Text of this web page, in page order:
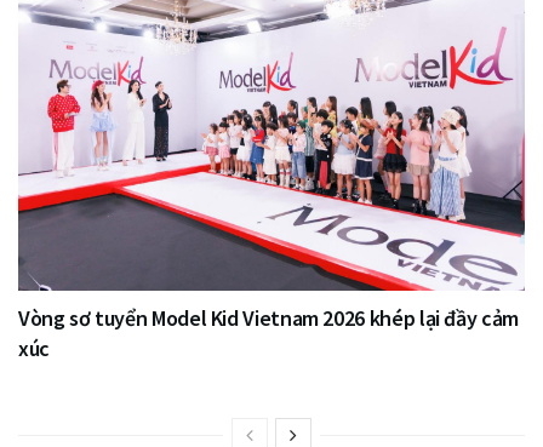
Vòng sơ tuyển Model Kid Vietnam 2026 khép lại đầy cảm
xúc